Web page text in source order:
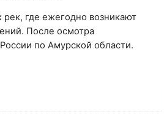
рек, где ежегодно возникают
После осмотра
по Амурской области.